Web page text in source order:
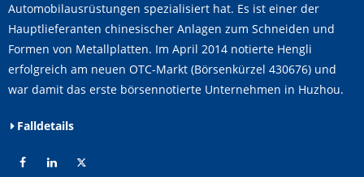
Automobilausrüstungen spezialisiert hat. Es ist einer der
Hauptlieferanten chinesischer Anlagen zum Schneiden und
Formen von Metallplatten. Im April 2014 notierte Hengli
erfolgreich am neuen OTC-Markt (Börsenkürzel 430676) und
war damit das erste börsennotierte Unternehmen in Huzhou.
Falldetails